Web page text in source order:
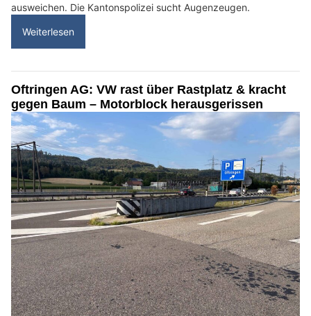
ausweichen. Die Kantonspolizei sucht Augenzeugen.
Weiterlesen
Oftringen AG: VW rast über Rastplatz & kracht
gegen Baum – Motorblock herausgerissen